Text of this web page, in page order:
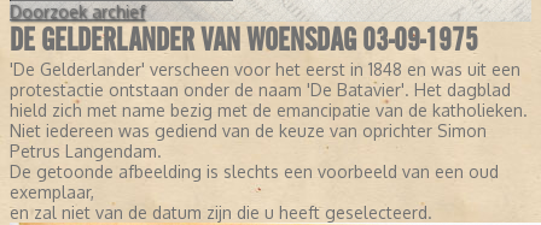
Doorzoek archief
DE GELDERLANDER VAN WOENSDAG 03-09-1975
'De Gelderlander' verscheen voor het eerst in 1848 en was uit een
protestactie ontstaan onder de naam 'De Batavier'. Het dagblad
hield zich met name bezig met de emancipatie van de katholieken.
Niet iedereen was gediend van de keuze van oprichter Simon
Petrus Langendam.
De getoonde afbeelding is slechts een voorbeeld van een oud
exemplaar,
en zal niet van de datum zijn die u heeft geselecteerd.